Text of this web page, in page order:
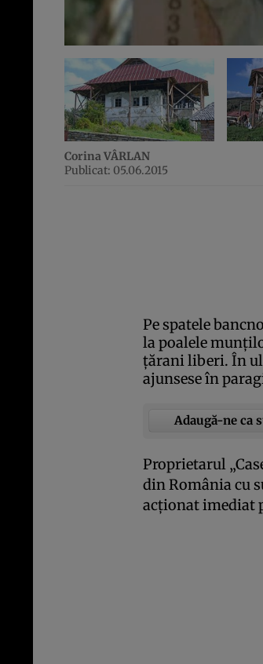
Corina VÂRLAN
Publicat: 05.06.2015
Pe spatele
la poalele
ţărani liberi. În
ajunsese în
Adaugă-ne ca
Proprietarul
din România cu
acţionat imediat